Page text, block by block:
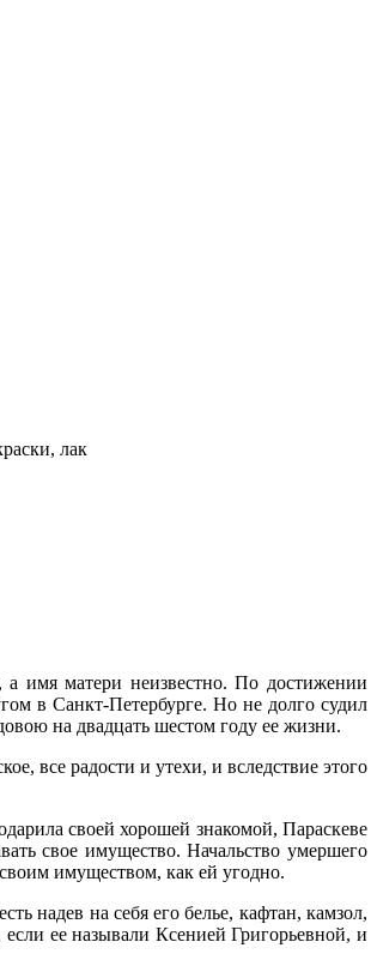
лак
а имя матери неизвестно. По достижении
в Санкт-Петербурге. Но не долго судил
на двадцать шестом году ее жизни.
все радости и утехи, и вследствие этого
своей хорошей знакомой, Параскеве
свое имущество. Начальство умершего
имуществом, как ей угодно.
надев на себя его белье, кафтан, камзол,
ее называли Ксенией Григорьевной, и